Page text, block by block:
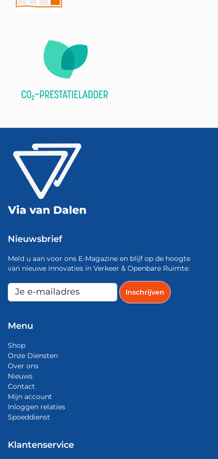
Nieuwsbrief
Meld u aan voor ons E-Magazine en blijf op de hoogte
van nieuwe innovaties in Verkeer & Openbare Ruimte.
Menu
Shop
Onze Diensten
Over ons
Nieuws
Contact
Mijn account
Inloggen relaties
Spoeddienst
Klantenservice